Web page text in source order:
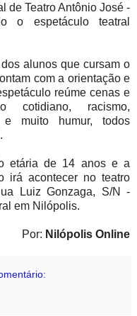
de Teatro Antônio José -
o espetáculo teatral
alunos que cursam o
com a orientação e
reúme cenas e
cotidiano, racismo,
e muito humur, todos
etária de 14 anos e a
irá acontecer no teatro
Luiz Gonzaga, S/N -
em Nilópolis.
Por: Nilópolis Online